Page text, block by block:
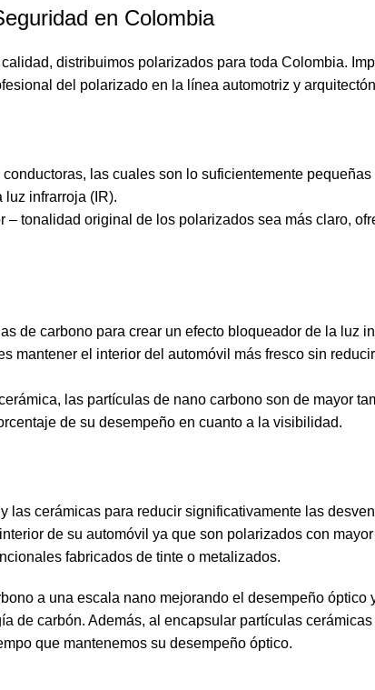
en Colombia
distribuimos polarizados para toda Colombia.
del polarizado en la línea automotriz y
las cuales son lo suficientemente pequeñas
infrarroja (IR).
tonalidad original de los polarizados sea más claro,
de carbono para crear un efecto bloqueador de la luz
mantener el interior del automóvil más fresco sin
las partículas de nano carbono son de mayor
de su desempeño en cuanto a la visibilidad.
cerámicas para reducir significativamente las
de su automóvil ya que son polarizados con
fabricados de tinte o metalizados.
a una escala nano mejorando el desempeño óptico
de carbón. Además, al encapsular partículas
que mantenemos su desempeño óptico.